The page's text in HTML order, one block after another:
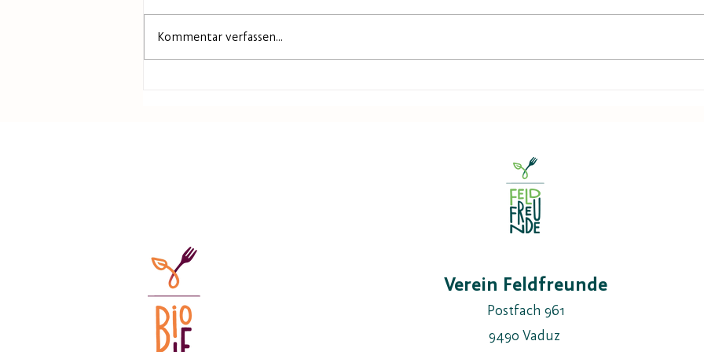
Kommentar verfassen...
Verein Feldfreunde
Postfach 961
9490 Vaduz